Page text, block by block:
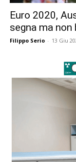
Euro 2020,
segna ma non
Filippo Serio - 13 Giu